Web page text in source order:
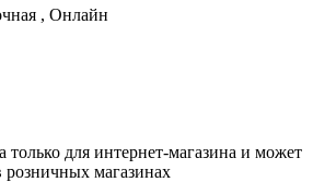
, Онлайн
только для интернет-магазина и может
розничных магазинах